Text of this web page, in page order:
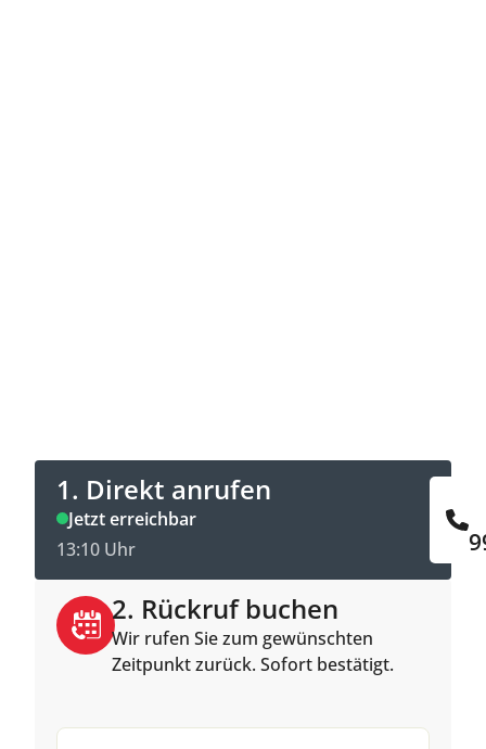
1. Direkt anrufen
Jetzt erreichbar
13:10 Uhr
2. Rückruf buchen
Wir rufen Sie zum gewünschten
Zeitpunkt zurück. Sofort bestätigt.